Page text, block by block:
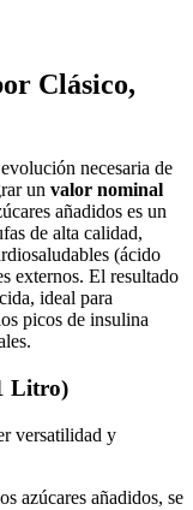
Clásico,
necesaria de
un valor nominal
añadidos es un
de alta calidad,
(ácido
externos. El resultado
ideal para
picos de insulina
Litro)
versatilidad y
azúcares añadidos, se